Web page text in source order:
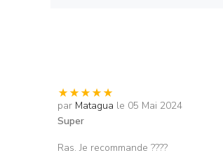
par Matagua le 05 Mai 2024
Super
Ras. Je recommande ????